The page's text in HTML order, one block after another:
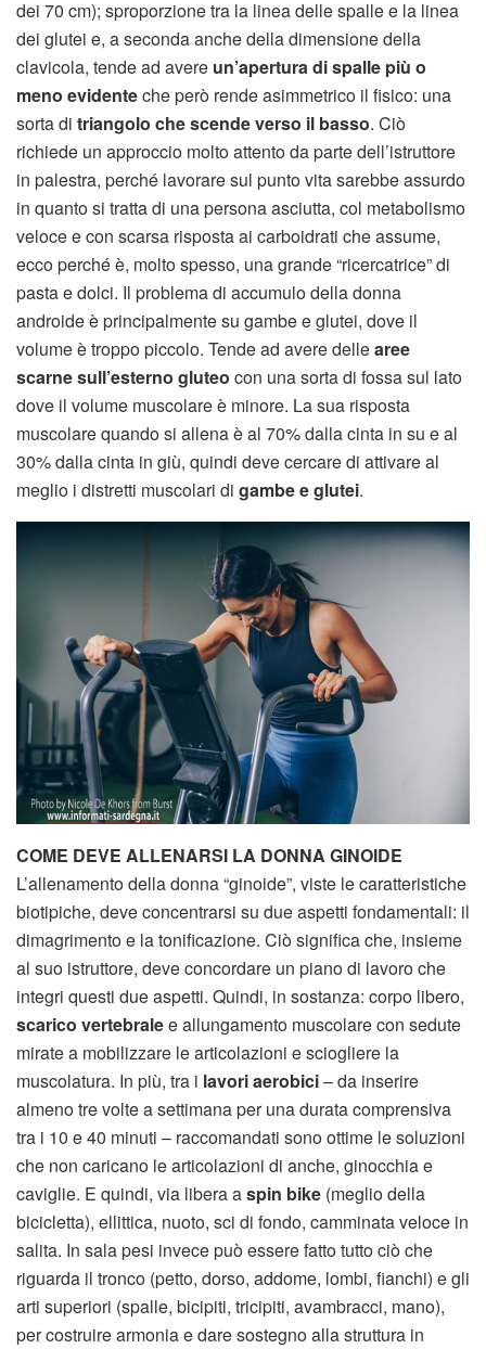
dei 70 cm); sproporzione tra la linea delle spalle e la linea
dei glutei e, a seconda anche della dimensione della
clavicola, tende ad avere un’apertura di spalle più o
meno evidenteche però rende asimmetrico il fisico: una
sorta di triangolo che scende verso il basso. Ciò
richiede un approccio molto attento da parte dell’istruttore
in palestra, perché lavorare sul punto vita sarebbe assurdo
in quanto si tratta di una persona asciutta, col metabolismo
veloce e con scarsa risposta ai carboidrati che assume,
ecco perché è, molto spesso, una grande “ricercatrice” di
pasta e dolci. Il problema di accumulo della donna
androide è principalmente su gambe e glutei, dove il
volume è troppo piccolo. Tende ad avere dellearee
scarne sull’esterno gluteo con una sorta di fossa sul lato
dove il volume muscolare è minore. La sua risposta
muscolare quando si allena è al 70% dalla cinta in su e al
30% dalla cinta in giù, quindi deve cercare di attivare al
meglio i distretti muscolari di gambe e glutei.
COME DEVE ALLENARSI LA DONNA GINOIDE
L’allenamento della donna “ginoide”, viste le caratteristiche
biotipiche, deve concentrarsi su due aspetti fondamentali: il
dimagrimento e la tonificazione. Ciò significa che, insieme
al suo istruttore, deve concordare un piano di lavoro che
integri questi due aspetti. Quindi, in sostanza: corpo libero,
scarico vertebraleeallungamento muscolare con sedute
mirate a mobilizzare le articolazioni e sciogliere la
muscolatura. In più, tra i lavori aerobici– da inserire
almeno tre volte a settimana per una durata comprensiva
tra i 10 e 40 minuti – raccomandati sono ottime le soluzioni
che non caricano le articolazioni di anche, ginocchia e
caviglie. E quindi, via libera aspin bike (meglio della
bicicletta), ellittica, nuoto, sci di fondo, camminata veloce in
salita. In sala pesi invece può essere fatto tutto ciò che
riguarda il tronco (petto, dorso, addome, lombi, fianchi) e gli
arti superiori (spalle, bicipiti, tricipiti, avambracci, mano),
per costruire armonia e dare sostegno alla struttura in